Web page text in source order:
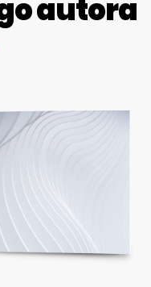
autora